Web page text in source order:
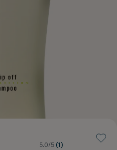
5.0/5 (1)